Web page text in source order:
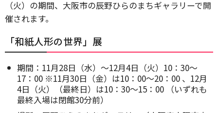
（火）の期間、大阪市の辰野ひらのまちギャラリーで開
催されます。
「和紙人形の世界」展
期間：11月28日（水）〜12月4日（火）10：30～
17：00 ※11月30日（金）は10：00～20：00 、12月
4日（火）（最終日）は10：30～15：00 （いずれも
最終入場は閉館30分前）